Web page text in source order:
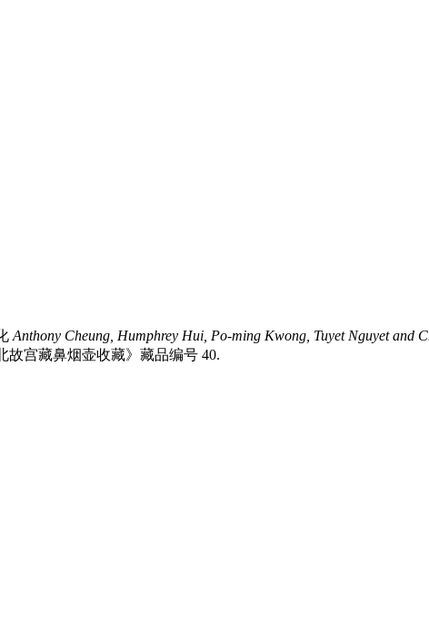
Anthony Cheung, Humphrey Hui, Po-ming Kwong, Tuyet Nguyet
故宫藏鼻烟壶收藏》藏品编号 40.